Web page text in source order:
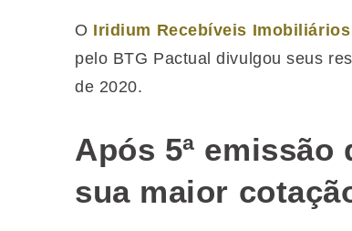
O Iridium Recebíveis Imobiliários
pelo BTG Pactual divulgou seus
de 2020.
Após 5ª emissão
sua maior